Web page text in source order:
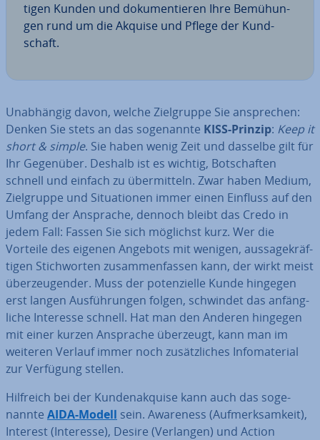
ti­gen Kunden und do­ku­men­tie­ren Ihre Be­mü­hun­
gen rund um die Akquise und Pflege der Kund­
schaft.
Un­ab­hän­gig davon, welche Ziel­grup­pe Sie an­spre­chen:
Denken Sie stets an das so­ge­nann­te KISS-Prinzip: Keep it
short & simple. Sie haben wenig Zeit und dasselbe gilt für
Ihr Gegenüber. Deshalb ist es wichtig, Bot­schaf­ten
schnell und einfach zu über­mit­teln. Zwar haben Medium,
Ziel­grup­pe und Si­tua­tio­nen immer einen Einfluss auf den
Umfang der Ansprache, dennoch bleibt das Credo in
jedem Fall: Fassen Sie sich möglichst kurz. Wer die
Vorteile des eigenen Angebots mit wenigen, aus­sa­ge­kräf­
ti­gen Stich­wor­ten zu­sam­men­fas­sen kann, der wirkt meist
über­zeu­gen­der. Muss der po­ten­zi­el­le Kunde hingegen
erst langen Aus­füh­run­gen folgen, schwindet das an­fäng­
li­che Interesse schnell. Hat man den Anderen hingegen
mit einer kurzen Ansprache überzeugt, kann man im
weiteren Verlauf immer noch zu­sätz­li­ches In­fo­ma­te­ri­al
zur Verfügung stellen.
Hilfreich bei der Kun­den­ak­qui­se kann auch das so­ge­
nann­te AIDA-Modell sein. Awareness (Auf­merk­sam­keit),
Interest (Interesse), Desire (Verlangen) und Action